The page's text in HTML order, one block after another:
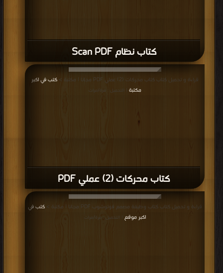
كتاب نظام Scan PDF
كتاب محركات (2) عملي PDF
قراءة و تحميل كتاب كتاب محركات (2) عملي PDF مجانا | مكتبة >
كتب في اكبر
مكتبة
| التحميل : مرة/مرات
قراءة و تحميل كتاب كتاب وظيفة مصمم فوتوشوب PDF مجانا | مكتبة >
كتب في
اكبر موقع
| التحميل : مرة/مرات